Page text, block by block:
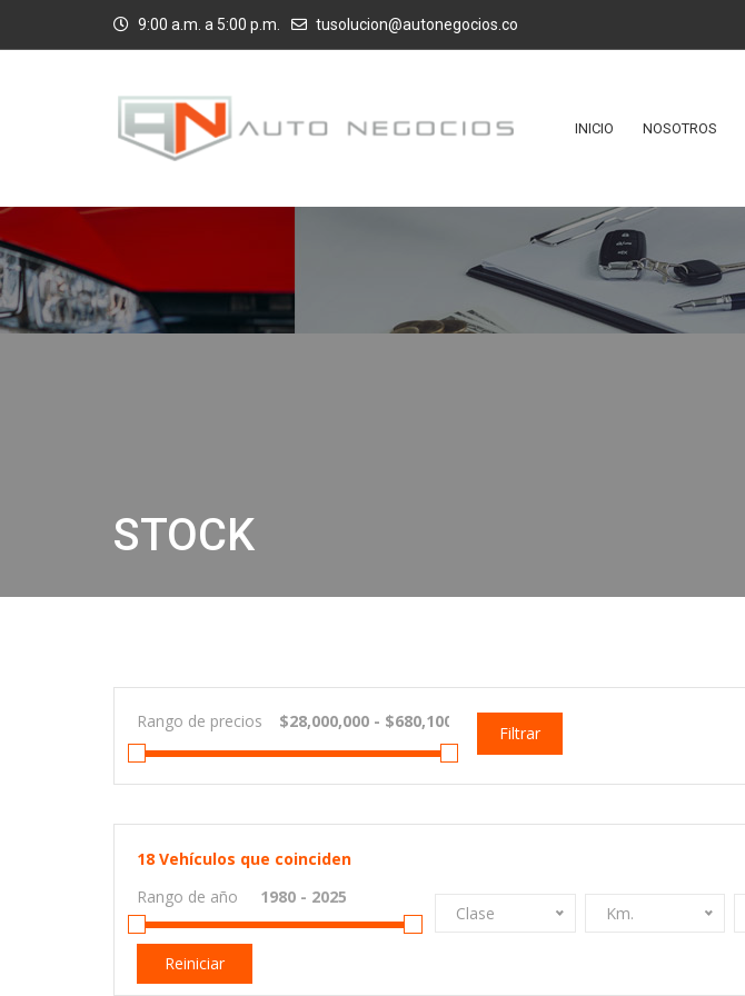
9:00 a.m. a 5:00 p.m. tusolucion@autonegocios.co
INICIO NOSOTROS
STOCK
Rango de precios
Filtrar
18 Vehículos que coinciden
Rango de año
Clase Km.
Reiniciar